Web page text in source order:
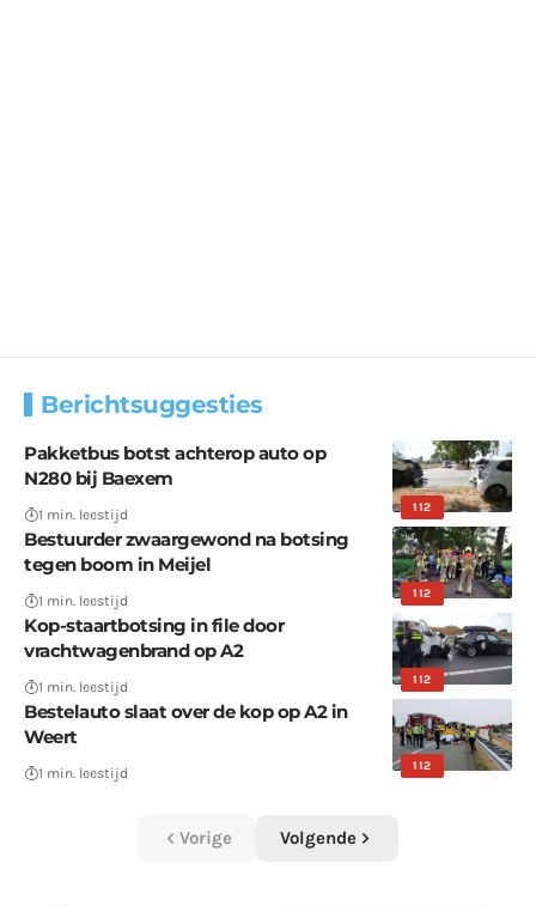
Berichtsuggesties
112
Pakketbus botst achterop auto op
N280 bij Baexem
1 min. leestijd
112
Bestuurder zwaargewond na botsing
tegen boom in Meijel
1 min. leestijd
112
Kop-staartbotsing in file door
vrachtwagenbrand op A2
1 min. leestijd
112
Bestelauto slaat over de kop op A2 in
Weert
1 min. leestijd
Vorige Volgende